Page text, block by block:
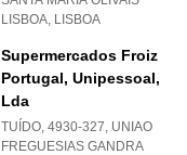
LISBOA, LISBOA
Supermercados Froiz
Portugal, Unipessoal,
Lda
TUÍDO, 4930-327, UNIAO
FREGUESIAS GANDRA